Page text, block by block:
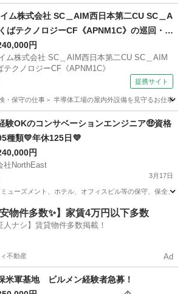
ンション管理
ム株式会社 SC＿AIM西日本第二CU SC＿A
ばテクノロジーCF《APNM1C》の巡回・点
ンテナンス保全 【研修制度あり】
円
ム株式会社 SC＿AIM西日本第二CU SC＿AIM
テクノロジーCF《APNM1C》
提携サイト
・保守の仕事＞ 半導体工場の屋内外設備を見守るお仕事
ション管理
験OKのコンサベーションエンジニア🤑資格
種類💛年休125日💜
円
社NorthEast
3月17日
ューズメント、ホテル、オフィスビル等の保守、保全、
業務
安物件多数✨】家賃4万円以下多数
人ナシ】賃貸物件多数掲載！
不動産 Ad
米軍基地 ビルメン経験者急募！